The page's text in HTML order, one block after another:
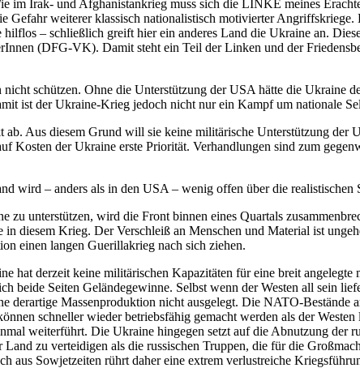
im Irak- und Afghanistankrieg muss sich die LINKE meines
Gefahr weiterer klassisch nationalistisch motivierter
– schließlich greift hier ein anderes Land die Ukraine an.
(DFG-VK). Damit steht ein Teil der Linken und der
schützen. Ohne die Unterstützung der USA hätte die Ukraine
ist der Ukraine-Krieg jedoch nicht nur ein Kampf um nationale
Aus diesem Grund will sie keine militärische Unterstützung
Kosten der Ukraine erste Priorität. Verhandlungen sind zum
wird – anders als in den USA – wenig offen über die
zu unterstützen, wird die Front binnen eines Quartals
diesem Krieg. Der Verschleiß an Menschen und Material ist
einen langen Guerillakrieg nach sich ziehen.
hat derzeit keine militärischen Kapazitäten für eine breit
beide Seiten Geländegewinne. Selbst wenn der Westen all sein
derartige Massenproduktion nicht ausgelegt. Die NATO-
schneller wieder betriebsfähig gemacht werden als der
weiterführt. Die Ukraine hingegen setzt auf die Abnutzung der
zu verteidigen als die russischen Truppen, die für die
aus Sowjetzeiten rührt daher eine extrem verlustreiche